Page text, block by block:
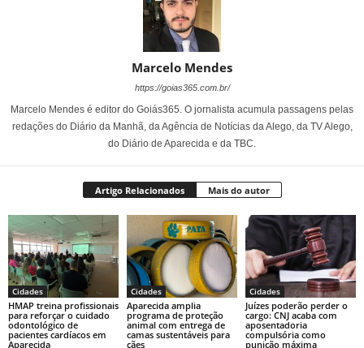
Marcelo Mendes
https://goias365.com.br/
Marcelo Mendes é editor do Goiás365. O jornalista acumula passagens pelas
redações do Diário da Manhã, da Agência de Notícias da Alego, da TV Alego,
do Diário de Aparecida e da TBC.
Artigo Relacionados Mais do autor
Cidades
HMAP treina profissionais
para reforçar o cuidado
odontológico de
pacientes cardíacos em
Aparecida
Cidades
Aparecida amplia
programa de proteção
animal com entrega de
camas sustentáveis para
cães
Cidades
Juízes poderão perder o
cargo: CNJ acaba com
aposentadoria
compulsória como
punição máxima